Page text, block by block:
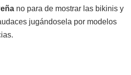
no para de mostrar las bikinis y
jugándosela por modelos